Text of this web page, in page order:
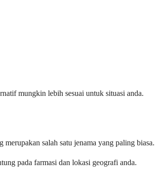
mungkin lebih sesuai untuk situasi anda.
salah satu jenama yang paling biasa.
pada farmasi dan lokasi geografi anda.